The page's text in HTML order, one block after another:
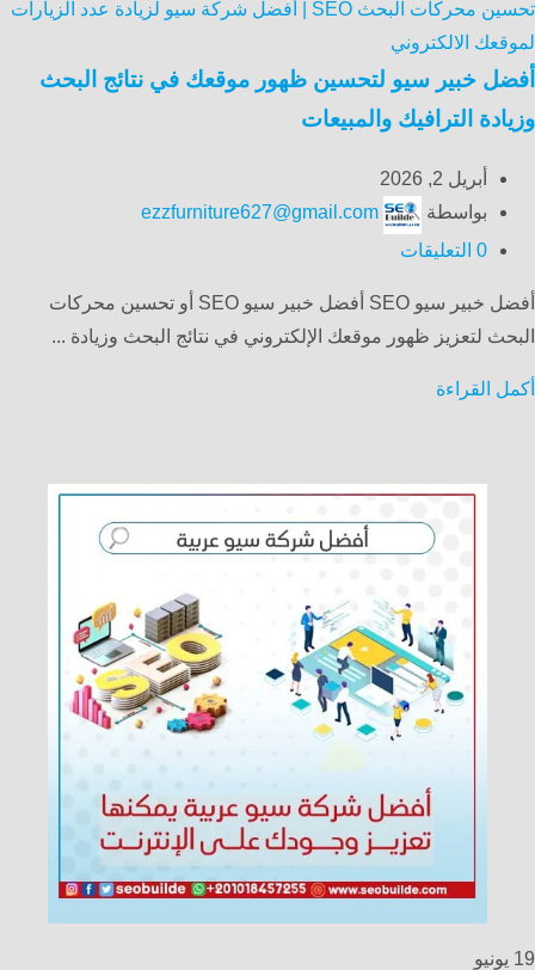
تحسين محركات البحث SEO | أفضل شركة سيو لزيادة عدد الزيارات
لموقعك الالكتروني
أفضل خبير سيو لتحسين ظهور موقعك في نتائج البحث
وزيادة الترافيك والمبيعات
أبريل 2, 2026
بواسطة
ezzfurniture627@gmail.com
0 التعليقات
أفضل خبير سيو SEO أفضل خبير سيو SEO أو تحسين محركات
البحث لتعزيز ظهور موقعك الإلكتروني في نتائج البحث وزيادة ...
أكمل القراءة
19 يونيو